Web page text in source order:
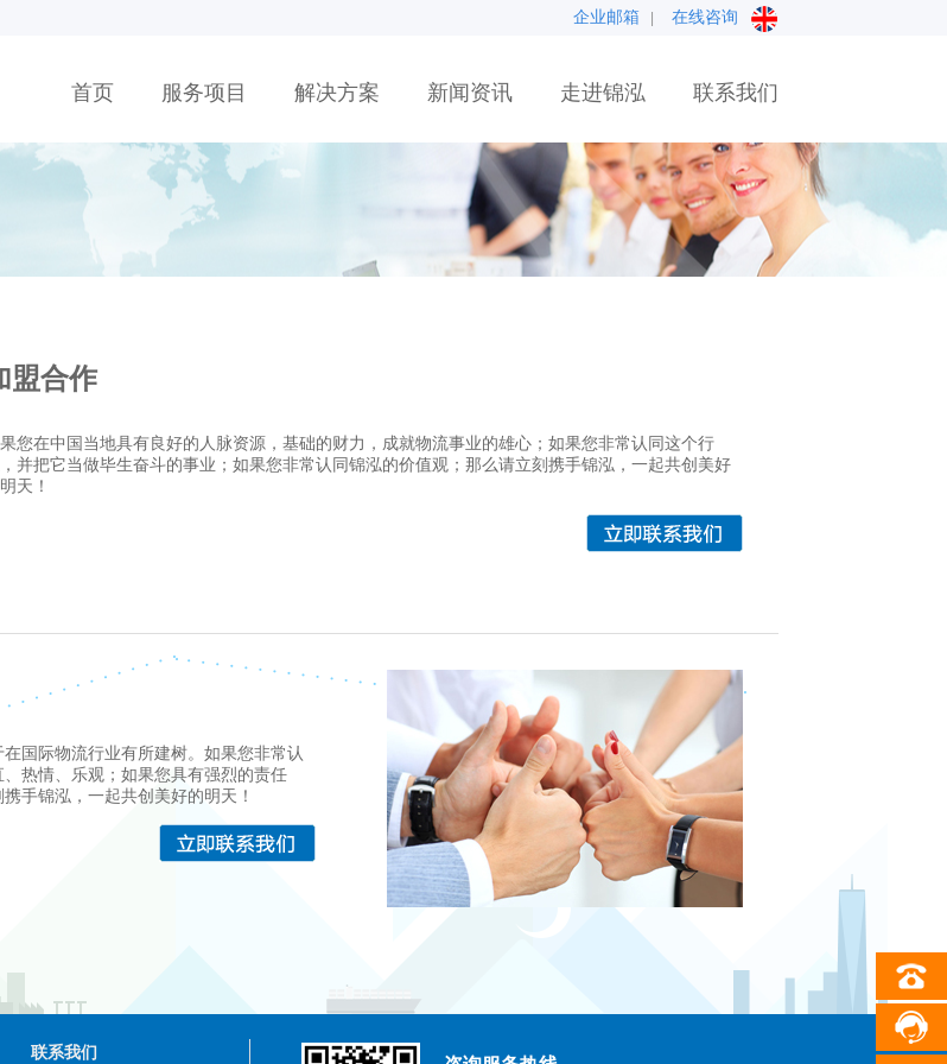
企业邮箱 在线咨询
首页 服务项目 解决方案 新闻资讯 走进锦泓 联系我们
盟合作
您在中国当地具有良好的人脉资源，基础的财力，成就物流事业的雄心；如果您非常认同这个行
并把它当做毕生奋斗的事业；如果您非常认同锦泓的价值观；那么请立刻携手锦泓，一起共创美好
天！
国际物流行业有所建树。如果您非常认
热情、乐观；如果您具有强烈的责任
手锦泓，一起共创美好的明天！
联系我们